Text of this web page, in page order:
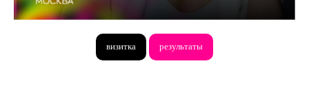
визитка результаты